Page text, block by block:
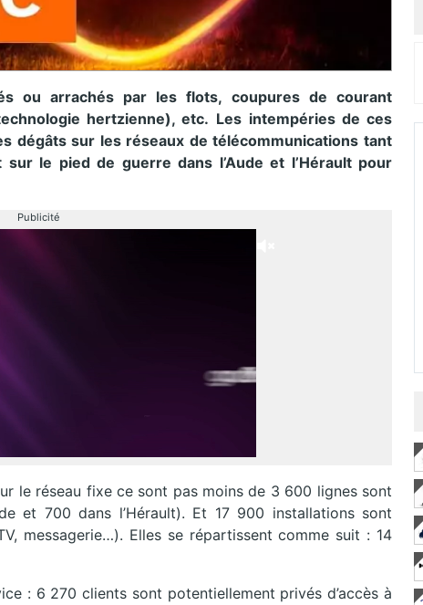
ou arrachés par les flots, coupures de courant
hertzienne), etc. Les intempéries de ces
dégâts sur les réseaux de télécommunications tant
le pied de guerre dans l’Aude et l’Hérault pour
Publicité
le réseau fixe ce sont pas moins de 3 600 lignes sont
et 700 dans l’Hérault). Et 17 900 installations sont
messagerie…). Elles se répartissent comme suit : 14
: 6 270 clients sont potentiellement privés d’accès à